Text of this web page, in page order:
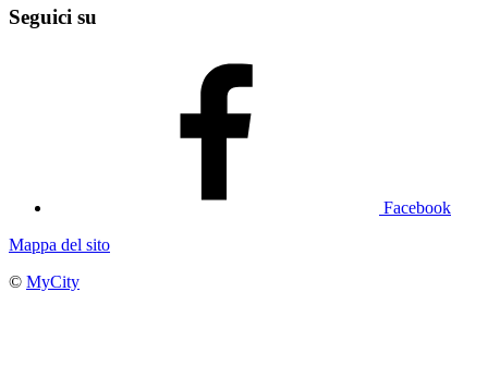
Seguici su
Facebook
Mappa del sito
© MyCity